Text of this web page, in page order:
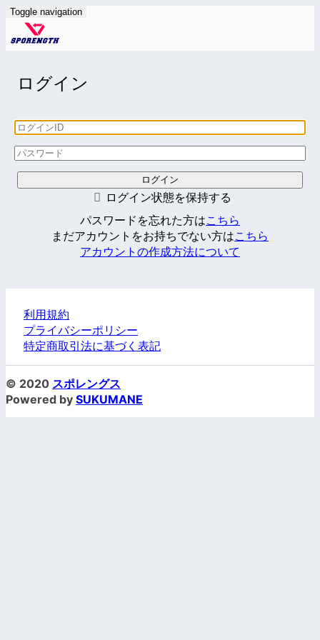
Toggle navigation
ログイン
ログイン状態を保持する
パスワードを忘れた方はこちら
まだアカウントをお持ちでない方はこちら
アカウントの作成方法について
利用規約
プライバシーポリシー
特定商取引法に基づく表記
© 2020 スポレングス
Powered by SUKUMANE